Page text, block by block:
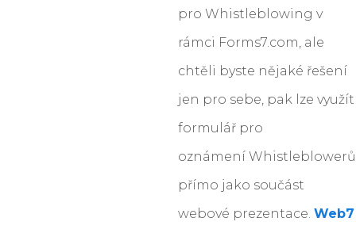
pro Whistleblowing v
rámci Forms7.com, ale
chtěli byste nějaké řešení
jen pro sebe, pak lze využít
formulář pro
oznámení Whistleblowerů
přímo jako součást
webové prezentace. Web7